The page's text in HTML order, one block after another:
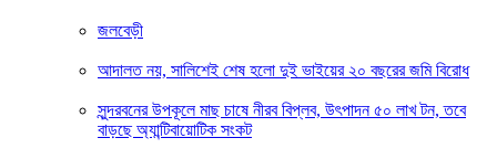
জলবেড়ী
আদালত নয়, সালিশেই শেষ হলো দুই ভাইয়ের ২০ বছরের জমি বিরোধ
সুন্দরবনের উপকূলে মাছ চাষে নীরব বিপ্লব, উৎপাদন ৫০ লাখ টন, তবে
বাড়ছে অ্যান্টিবায়োটিক সংকট